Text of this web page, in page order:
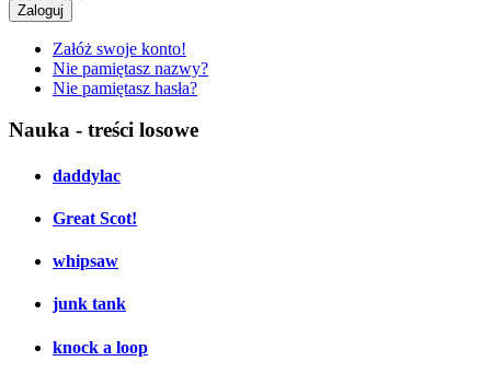
Zaloguj
Załóż swoje konto!
Nie pamiętasz nazwy?
Nie pamiętasz hasła?
Nauka - treści losowe
daddylac
Great Scot!
whipsaw
junk tank
knock a loop